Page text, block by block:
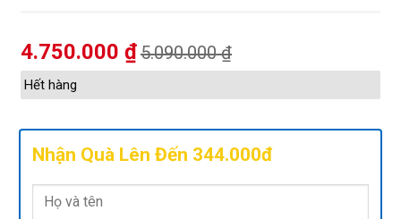
4.750.000 ₫5.090.000₫
Hết hàng
Nhận Quà Lên Đến 344.000đ